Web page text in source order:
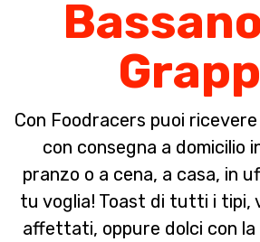
Con Foodracers puoi
con consegna a domicilio
pranzo o a cena, a casa, in
tu voglia! Toast di tutti i tipi,
affettati, oppure dolci con la